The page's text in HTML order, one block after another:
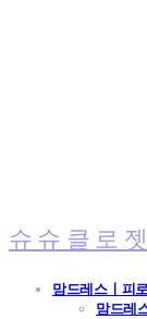
슈슈클로
맘드레스ㅣ피
맘드레